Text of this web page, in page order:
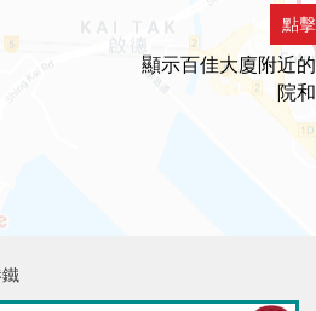
點
顯示百佳大廈附近
院